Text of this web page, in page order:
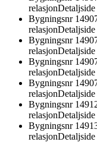
relasjon
Bygningsnr
relasjon
Bygningsnr
relasjon
Bygningsnr
relasjon
Bygningsnr
relasjon
Bygningsnr
relasjon
Bygningsnr
relasjon